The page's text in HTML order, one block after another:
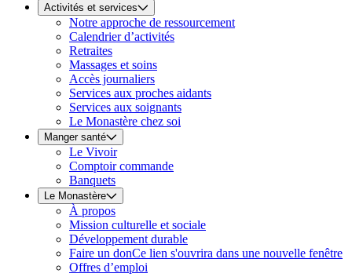
Activités et services
Notre approche de ressourcement
Calendrier d’activités
Retraites
Massages et soins
Accès journaliers
Services aux proches aidants
Services aux soignants
Le Monastère chez soi
Manger santé
Le Vivoir
Comptoir commande
Banquets
Le Monastère
À propos
Mission culturelle et sociale
Développement durable
Faire un donCe lien s'ouvrira dans une nouvelle fenêtre
Offres d’emploi